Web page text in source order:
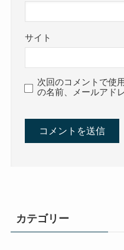
サイト
次回のコメントで使
の名前、メールアド
カテゴリー